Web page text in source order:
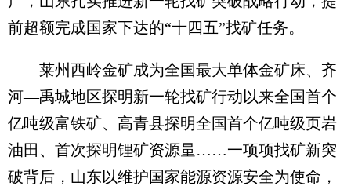
前超额完成国家下达的“十四五”找矿任务。
莱州西岭金矿成为全国最大单体金矿床、齐
河—禹城地区探明新一轮找矿行动以来全国首个
亿吨级富铁矿、高青县探明全国首个亿吨级页岩
油田、首次探明锂矿资源量……一项项找矿新突
破背后，山东以维护国家能源资源安全为使命，